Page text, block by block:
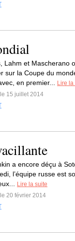
Lahm et Mascherano
sur la Coupe du
en premier...
Lire la
15 juillet 2014
a encore déçu à
l’équipe russe est
Lire la suite
20 février 2014